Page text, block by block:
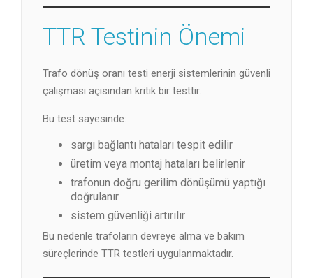
TTR Testinin Önemi
Trafo dönüş oranı testi enerji sistemlerinin güvenli
çalışması açısından kritik bir testtir.
Bu test sayesinde:
sargı bağlantı hataları tespit edilir
üretim veya montaj hataları belirlenir
trafonun doğru gerilim dönüşümü yaptığı
doğrulanır
sistem güvenliği artırılır
Bu nedenle trafoların devreye alma ve bakım
süreçlerinde TTR testleri uygulanmaktadır.